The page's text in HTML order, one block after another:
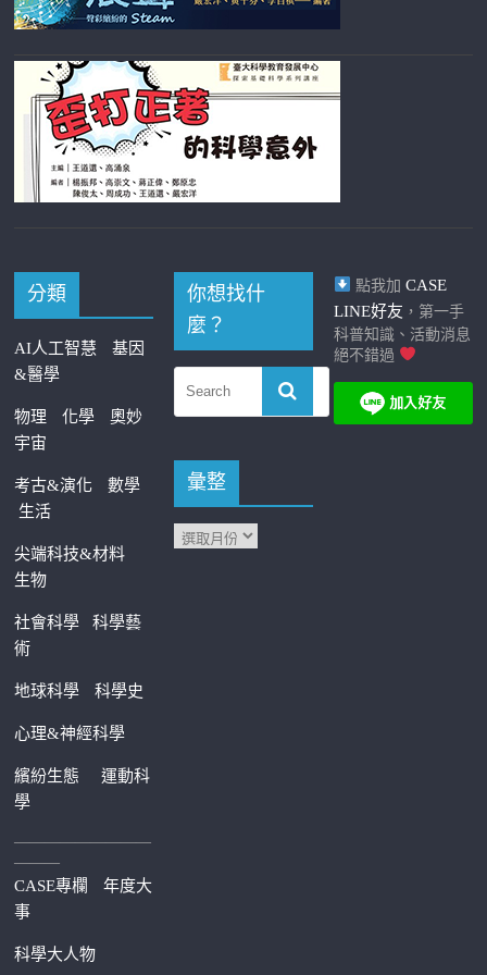
分類
AI人工智慧
基因
&醫學
物理 化學
奧妙
宇宙
考古&演化
數學
生活
尖端科技&材料
生物
社會科學科學藝
術
地球科學 科學史
心理&神經科學
繽紛生態運動科
學
—————————
———
CASE專欄
年度大
事
科學大人物
你想找什
麼？
彙整
點我加 CASE
LINE好友 ，第一手
科普知識、活動消息
絕不錯過